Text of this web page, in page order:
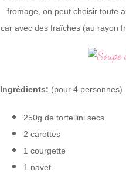
fromage, on peut choisir toute
car avec des fraîches (au rayon
Ingrédients: (pour 4 personnes)
250g de tortellini secs
2 carottes
1 courgette
1 navet